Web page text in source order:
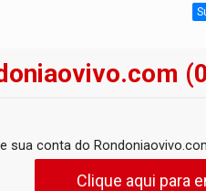
sua conta do
Clique aqui para